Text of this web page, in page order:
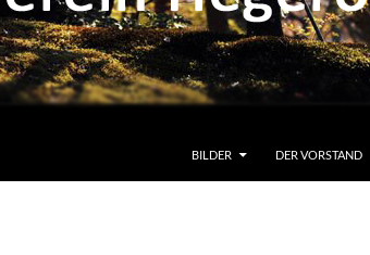
BILDER DER VORSTAND